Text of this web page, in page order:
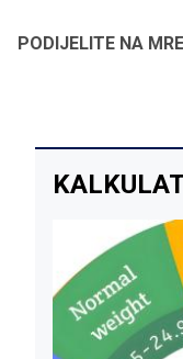
PODIJELITE NA